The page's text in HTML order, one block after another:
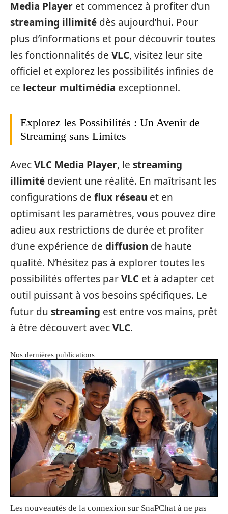
Media Player et commencez à profiter d’un
streaming illimité dès aujourd’hui. Pour
plus d’informations et pour découvrir toutes
les fonctionnalités de VLC, visitez leur site
officiel et explorez les possibilités infinies de
ce lecteur multimédia exceptionnel.
Explorez les Possibilités : Un Avenir de
Streaming sans Limites
AvecVLC Media Player, le streaming
illimité devient une réalité. En maîtrisant les
configurations de flux réseau et en
optimisant les paramètres, vous pouvez dire
adieu aux restrictions de durée et profiter
d’une expérience de diffusion de haute
qualité. N’hésitez pas à explorer toutes les
possibilités offertes parVLC et à adapter cet
outil puissant à vos besoins spécifiques. Le
futur du streaming est entre vos mains, prêt
à être découvert avecVLC.
Nos dernières publications
Les nouveautés de la connexion sur SnaPChat à ne pas